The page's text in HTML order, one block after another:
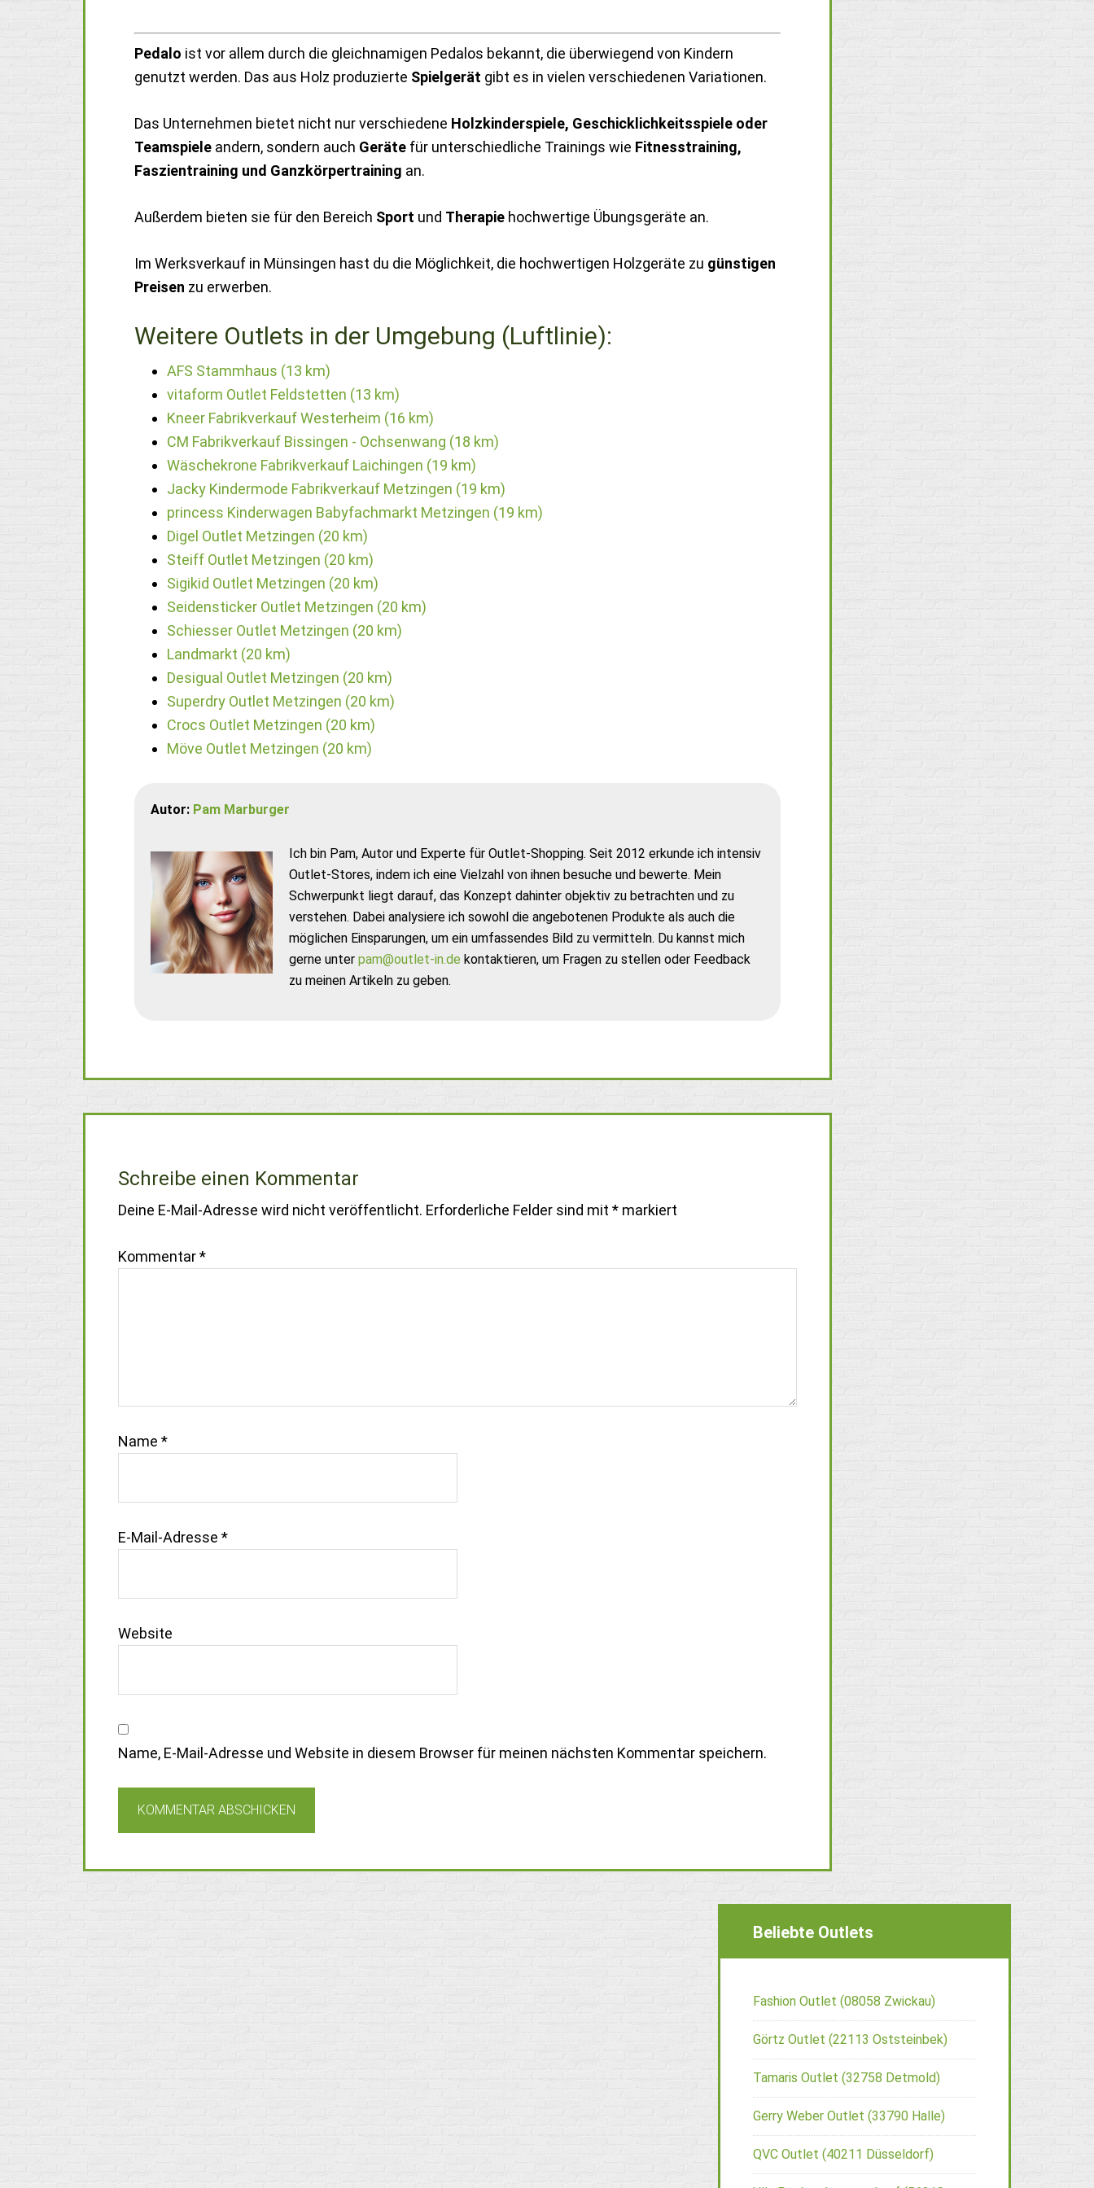
Pedalo ist vor allem durch die gleichnamigen Pedalos bekannt, die überwiegend von Kindern
genutzt werden. Das aus Holz produzierte Spielgerät gibt es in vielen verschiedenen Variationen.
Das Unternehmen bietet nicht nur verschiedene Holzkinderspiele, Geschicklichkeitsspiele oder
Teamspiele andern, sondern auch Geräte für unterschiedliche Trainings wie Fitnesstraining,
Faszientraining und Ganzkörpertraining an.
Außerdem bieten sie für den Bereich Sport und Therapie hochwertige Übungsgeräte an.
Im Werksverkauf in Münsingen hast du die Möglichkeit, die hochwertigen Holzgeräte zu günstigen
Preisen zu erwerben.
Weitere Outlets in der Umgebung (Luftlinie):
AFS Stammhaus (13 km)
vitaform Outlet Feldstetten (13 km)
Kneer Fabrikverkauf Westerheim (16 km)
CM Fabrikverkauf Bissingen - Ochsenwang (18 km)
Wäschekrone Fabrikverkauf Laichingen (19 km)
Jacky Kindermode Fabrikverkauf Metzingen (19 km)
princess Kinderwagen Babyfachmarkt Metzingen (19 km)
Digel Outlet Metzingen (20 km)
Steiff Outlet Metzingen (20 km)
Sigikid Outlet Metzingen (20 km)
Seidensticker Outlet Metzingen (20 km)
Schiesser Outlet Metzingen (20 km)
Landmarkt (20 km)
Desigual Outlet Metzingen (20 km)
Superdry Outlet Metzingen (20 km)
Crocs Outlet Metzingen (20 km)
Möve Outlet Metzingen (20 km)
Autor: Pam Marburger
Ich bin Pam, Autor und Experte für Outlet-Shopping. Seit 2012 erkunde ich intensiv
Outlet-Stores, indem ich eine Vielzahl von ihnen besuche und bewerte. Mein
Schwerpunkt liegt darauf, das Konzept dahinter objektiv zu betrachten und zu
verstehen. Dabei analysiere ich sowohl die angebotenen Produkte als auch die
möglichen Einsparungen, um ein umfassendes Bild zu vermitteln. Du kannst mich
gerne unter pam@outlet-in.de kontaktieren, um Fragen zu stellen oder Feedback
zu meinen Artikeln zu geben.
Schreibe einen Kommentar
Deine E-Mail-Adresse wird nicht veröffentlicht. Erforderliche Felder sind mit * markiert
Kommentar*
Name *
E-Mail-Adresse *
Website
Name, E-Mail-Adresse und Website in diesem Browser für meinen nächsten Kommentar speichern.
Beliebte Outlets
Fashion Outlet (08058 Zwickau)
Görtz Outlet (22113 Oststeinbek)
Tamaris Outlet (32758 Detmold)
Gerry Weber Outlet (33790 Halle)
QVC Outlet (40211 Düsseldorf)